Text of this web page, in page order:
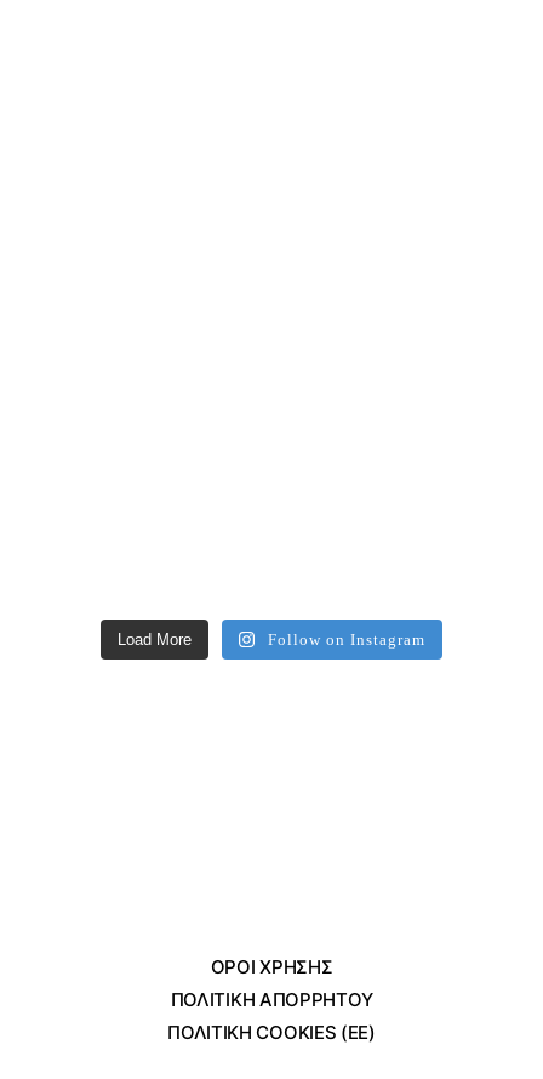
Load More Follow on Instagram
ΌΡΟΙ ΧΡΗΣΗΣ
ΠΟΛΙΤΙΚΗ ΑΠΟΡΡΗΤΟΥ
ΠΟΛΙΤΙΚΗ COOKIES (ΕΕ)